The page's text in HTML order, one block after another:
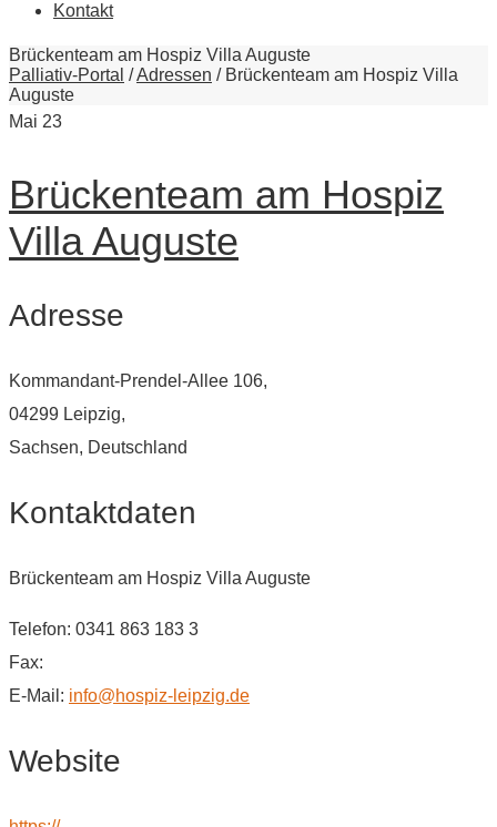
Kontakt
Brückenteam am Hospiz Villa Auguste
Palliativ-Portal /Adressen / Brückenteam am Hospiz Villa
Auguste
Mai 23
Brückenteam am Hospiz
Villa Auguste
Adresse
Kommandant-Prendel-Allee 106,
04299 Leipzig,
Sachsen, Deutschland
Kontaktdaten
Brückenteam am Hospiz Villa Auguste
Telefon: 0341 863 183 3
Fax:
E-Mail: info@hospiz-leipzig.de
Website